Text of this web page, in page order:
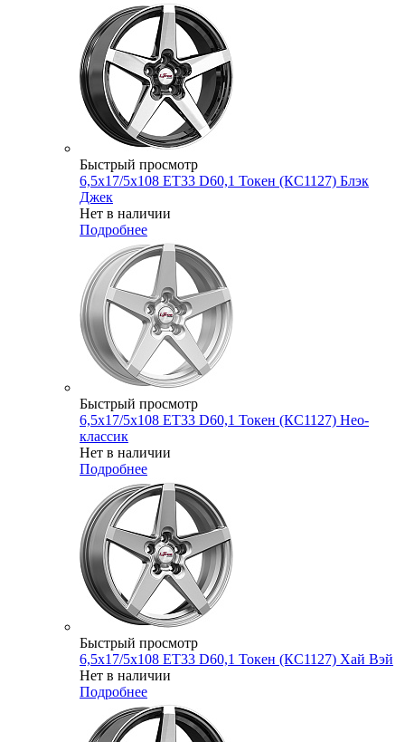
Быстрый просмотр
6,5x17/5x108 ET33 D60,1 Токен (КС1127) Блэк
Джек
Нет в наличии
Подробнее
Быстрый просмотр
6,5x17/5x108 ET33 D60,1 Токен (КС1127) Нео-
классик
Нет в наличии
Подробнее
Быстрый просмотр
6,5x17/5x108 ET33 D60,1 Токен (КС1127) Хай Вэй
Нет в наличии
Подробнее